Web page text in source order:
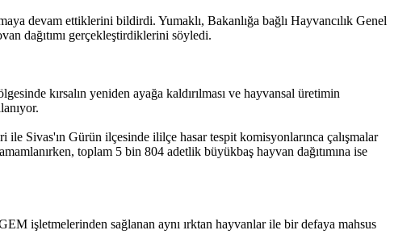
devam ettiklerini bildirdi. Yumaklı, Bakanlığa bağlı Hayvancılık Genel
dağıtımı gerçekleştirdiklerini söyledi.
kırsalın yeniden ayağa kaldırılması ve hayvansal üretimin
Sivas'ın Gürün ilçesinde ililçe hasar tespit komisyonlarınca çalışmalar
toplam 5 bin 804 adetlik büyükbaş hayvan dağıtımına ise
işletmelerinden sağlanan aynı ırktan hayvanlar ile bir defaya mahsus